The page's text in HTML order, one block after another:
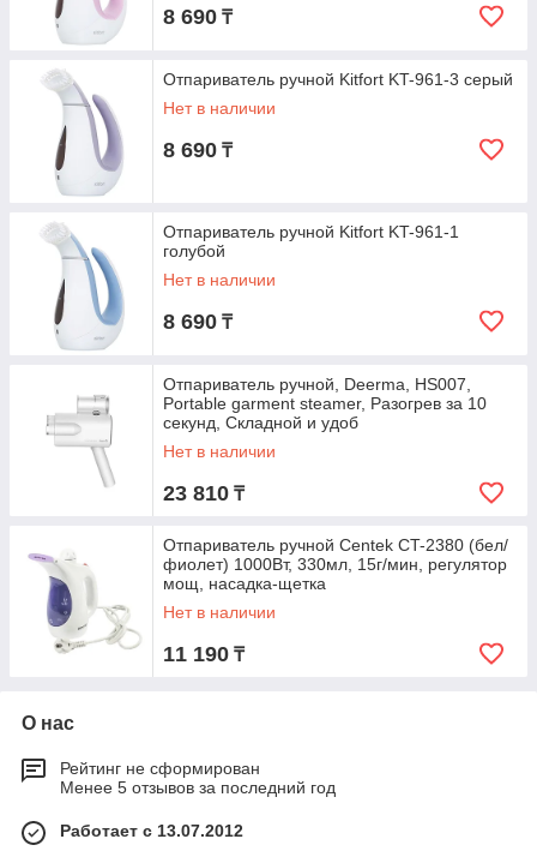
8 690 ₸
Отпариватель ручной Kitfort KT-961-3 серый
Нет в наличии
8 690 ₸
Отпариватель ручной Kitfort KT-961-1
голубой
Нет в наличии
8 690 ₸
Отпариватель ручной, Deerma, HS007,
Portable garment steamer, Разогрев за 10
секунд, Складной и удоб
Нет в наличии
23 810 ₸
Отпариватель ручной Centek CT-2380 (бел/
фиолет) 1000Вт, 330мл, 15г/мин, регулятор
мощ, насадка-щетка
Нет в наличии
11 190 ₸
О нас
Рейтинг не сформирован
Менее 5 отзывов за последний год
Работает с 13.07.2012